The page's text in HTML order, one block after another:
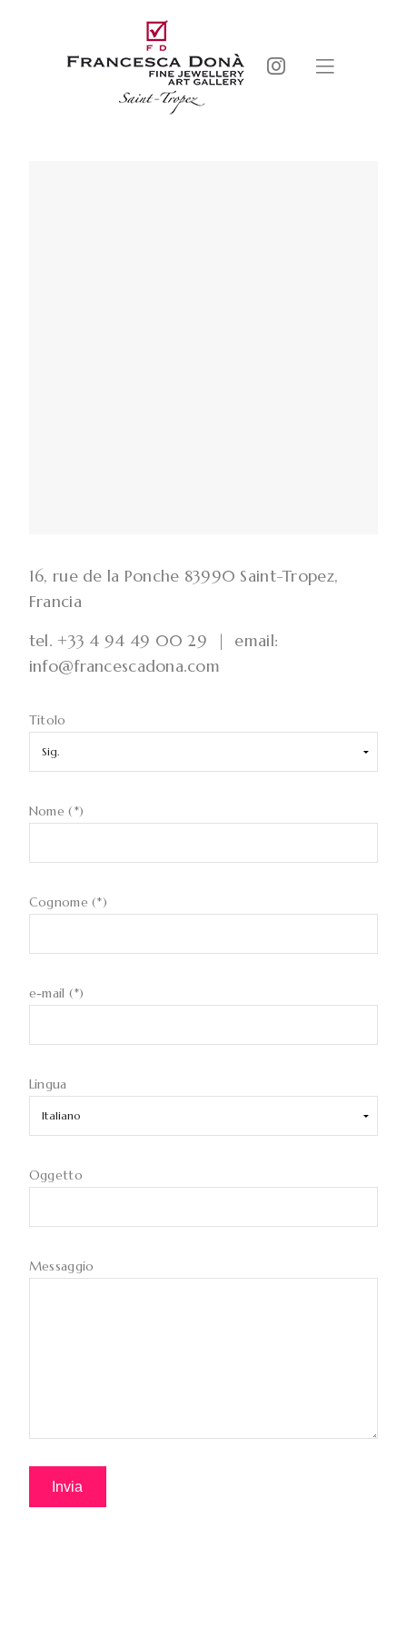
16, rue de la Ponche 83990 Saint-Tropez,
Francia
tel. +33 4 94 49 00 29 | email:
info@francescadona.com
Titolo
Nome (*)
Cognome (*)
e-mail (*)
Lingua
Oggetto
Messaggio